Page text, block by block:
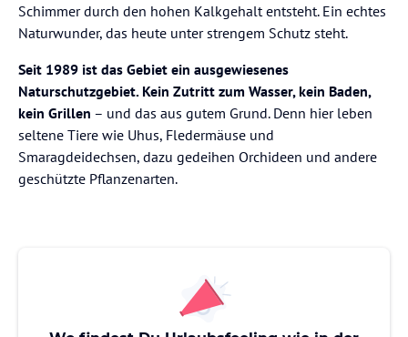
Schimmer durch den hohen Kalkgehalt entsteht. Ein echtes
Naturwunder, das heute unter strengem Schutz steht.
Seit 1989 ist das Gebiet ein ausgewiesenes
Naturschutzgebiet. Kein Zutritt zum Wasser, kein Baden,
kein Grillen – und das aus gutem Grund. Denn hier leben
seltene Tiere wie Uhus, Fledermäuse und
Smaragdeidechsen, dazu gedeihen Orchideen und andere
geschützte Pflanzenarten.